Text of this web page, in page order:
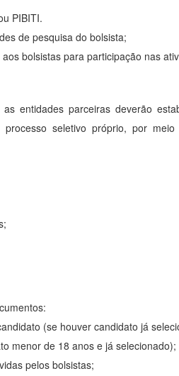
PIBITI.
de pesquisa do bolsista;
bolsistas para participação nas
entidades parceiras deverão
seletivo próprio, por
(se houver candidato já
menor de 18 anos e já selecionado);
pelos bolsistas;